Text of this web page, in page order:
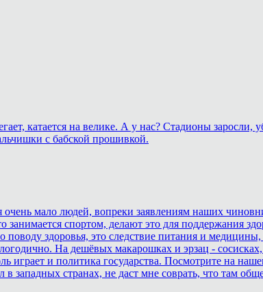
катается на велике. А у нас? Стадионы заросли,
с бабской прошивкой.
мало людей, вопреки заявлениям наших
спортом, делают это для поддержания
здоровья, это следствие питания и
На дешёвых макарошках и эрзац -
и политика государства. Посмотрите на
западных странах, не даст мне соврать, что там